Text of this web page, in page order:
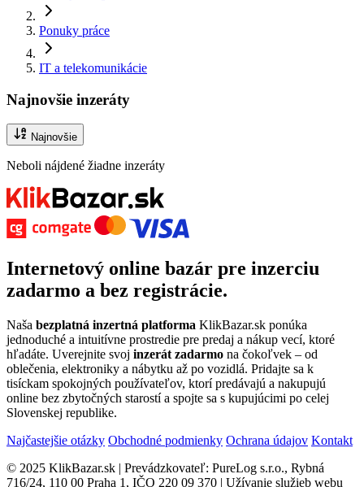
Ponuky práce
IT a telekomunikácie
Najnovšie inzeráty
Najnovšie
Neboli nájdené žiadne inzeráty
Internetový online bazár pre inzerciu
zadarmo a bez registrácie.
Naša bezplatná inzertná platforma KlikBazar.sk ponúka
jednoduché a intuitívne prostredie pre predaj a nákup vecí, ktoré
hľadáte. Uverejnite svoj inzerát zadarmo na čokoľvek – od
oblečenia, elektroniky a nábytku až po vozidlá. Pridajte sa k
tisíckam spokojných používateľov, ktorí predávajú a nakupujú
online bez zbytočných starostí a spojte sa s kupujúcimi po celej
Slovenskej republike.
Najčastejšie otázky Obchodné podmienky Ochrana údajov Kontakt
© 2025 KlikBazar.sk | Prevádzkovateľ: PureLog s.r.o., Rybná
716/24, 110 00 Praha 1, IČO 220 09 370 | Užívanie služieb webu